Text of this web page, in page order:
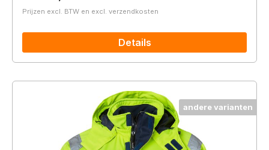
Prijzen excl. BTW en excl. verzendkosten
Details
andere varianten